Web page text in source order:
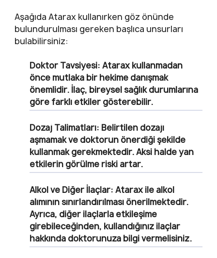
Aşağıda Atarax kullanırken göz önünde
bulundurulması gereken başlıca unsurları
bulabilirsiniz:
Doktor Tavsiyesi: Atarax kullanmadan
önce mutlaka bir hekime danışmak
önemlidir. İlaç, bireysel sağlık durumlarına
göre farklı etkiler gösterebilir.
Dozaj Talimatları: Belirtilen dozajı
aşmamak ve doktorun önerdiği şekilde
kullanmak gerekmektedir. Aksi halde yan
etkilerin görülme riski artar.
Alkol ve Diğer İlaçlar: Atarax ile alkol
alımının sınırlandırılması önerilmektedir.
Ayrıca, diğer ilaçlarla etkileşime
girebileceğinden, kullandığınız ilaçlar
hakkında doktorunuza bilgi vermelisiniz.